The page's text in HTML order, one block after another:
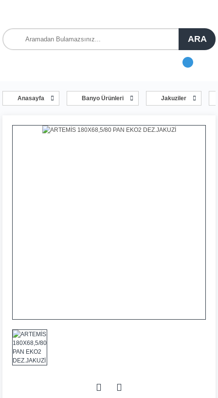
ARA
Anasayfa Banyo Ürünleri Jakuziler